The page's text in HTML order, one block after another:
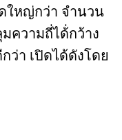
ใหญ่กว่า จำนวน
ความถี่ได้่กว้าง
ว่า เปิดได้ดังโดย